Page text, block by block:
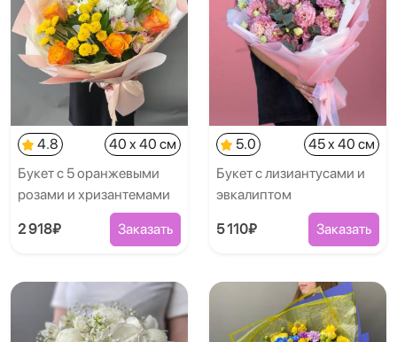
4.8
40 x 40 см
Букет с 5 оранжевыми
розами и хризантемами
2 918₽ Заказать
5.0
45 x 40 см
Букет с лизиантусами и
эвкалиптом
5 110₽ Заказать